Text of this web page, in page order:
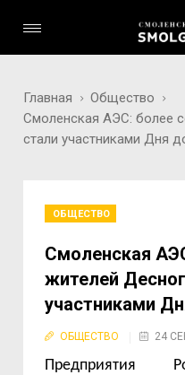
Главная
Общество
Смоленская АЭС: более
стали участниками Дня
ОБЩЕСТВО
Смоленская
жителей
участниками
ОБЩЕСТВО 24
Предприятия